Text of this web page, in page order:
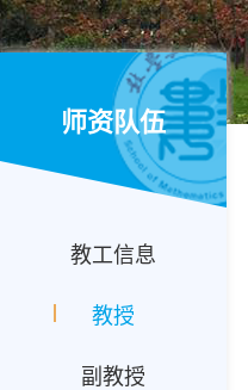
师资队伍
教工信息
教授
副教授